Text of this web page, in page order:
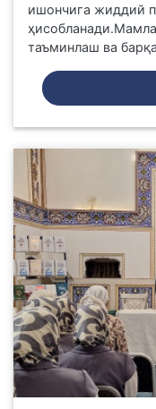
ишончига жиддий
таъминлаш ва